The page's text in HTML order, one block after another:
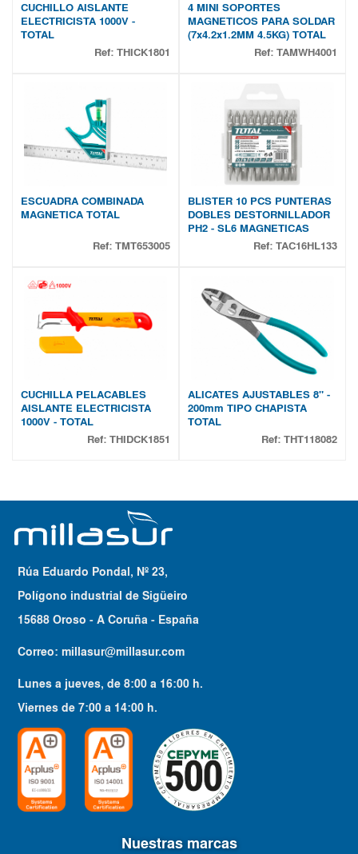
CUCHILLO AISLANTE
ELECTRICISTA 1000V -
TOTAL
Ref: THICK1801
4 MINI SOPORTES
MAGNETICOS PARA SOLDAR
(7x4.2x1.2MM 4.5KG) TOTAL
Ref: TAMWH4001
ESCUADRA COMBINADA
MAGNETICA TOTAL
Ref: TMT653005
BLISTER 10 PCS PUNTERAS
DOBLES DESTORNILLADOR
PH2 - SL6 MAGNETICAS
Ref: TAC16HL133
CUCHILLA PELACABLES
AISLANTE ELECTRICISTA
1000V - TOTAL
Ref: THIDCK1851
ALICATES AJUSTABLES 8" -
200mm TIPO CHAPISTA
TOTAL
Ref: THT118082
Rúa Eduardo Pondal, Nº 23,
Polígono industrial de Sigüeiro
15688 Oroso - A Coruña - España
Correo:millasur@millasur.com
Lunes a jueves, de8:00 a 16:00 h.
Viernes de7:00 a 14:00 h.
Nuestras marcas